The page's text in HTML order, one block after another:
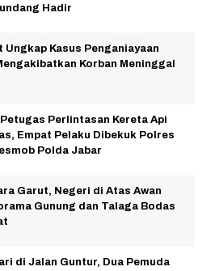
Hadir
Ungkap Kasus Penganiayaan
Korban Meninggal
Perlintasan Kereta Api
Empat Pelaku Dibekuk Polres
Polda Jabar
Garut, Negeri di Atas Awan
Gunung dan Talaga Bodas
di Jalan Guntur, Dua Pemuda